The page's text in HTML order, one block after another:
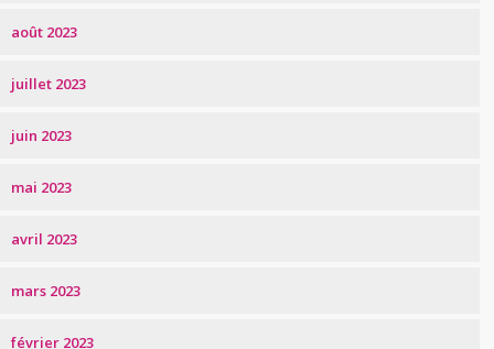
août 2023
juillet 2023
juin 2023
mai 2023
avril 2023
mars 2023
février 2023